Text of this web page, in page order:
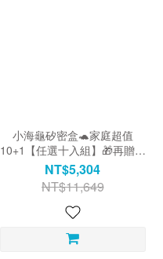
小海龜矽密盒🐢家庭超值
10+1【任選十入組】🎁再贈專
屬禮
NT$5,304
NT$11,649